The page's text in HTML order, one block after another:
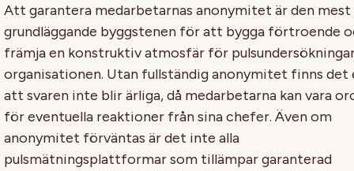
Att garantera medarbetarnas anonymitet är den mest
grundläggande byggstenen för att bygga förtroende
främja en konstruktiv atmosfär för
organisationen. Utan fullständig anonymitet finns det
att svaren inte blir ärliga, då medarbetarna kan vara
för eventuella reaktioner från sina chefer. Även om
anonymitet förväntas är det inte alla
pulsmätningsplattformar som tillämpar garanterad